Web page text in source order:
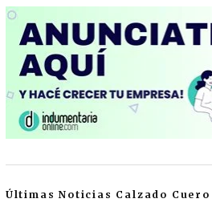
Últimas Noticias Calzado Cuero